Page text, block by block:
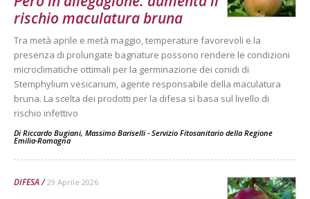
rischio maculatura bruna
Tra metà aprile e metà maggio, temperature favorevoli e la
presenza di prolungate bagnature possono rendere le condizioni
microclimatiche ottimali per la germinazione dei conidi di
Stemphylium vesicarium, agente responsabile della maculatura
bruna. La scelta dei prodotti per la difesa si basa sul livello di
rischio infettivo
Di Riccardo Bugiani, Massimo Bariselli - Servizio Fitosanitario della Regione
Emilia-Romagna
DIFESA 29 Aprile 2026